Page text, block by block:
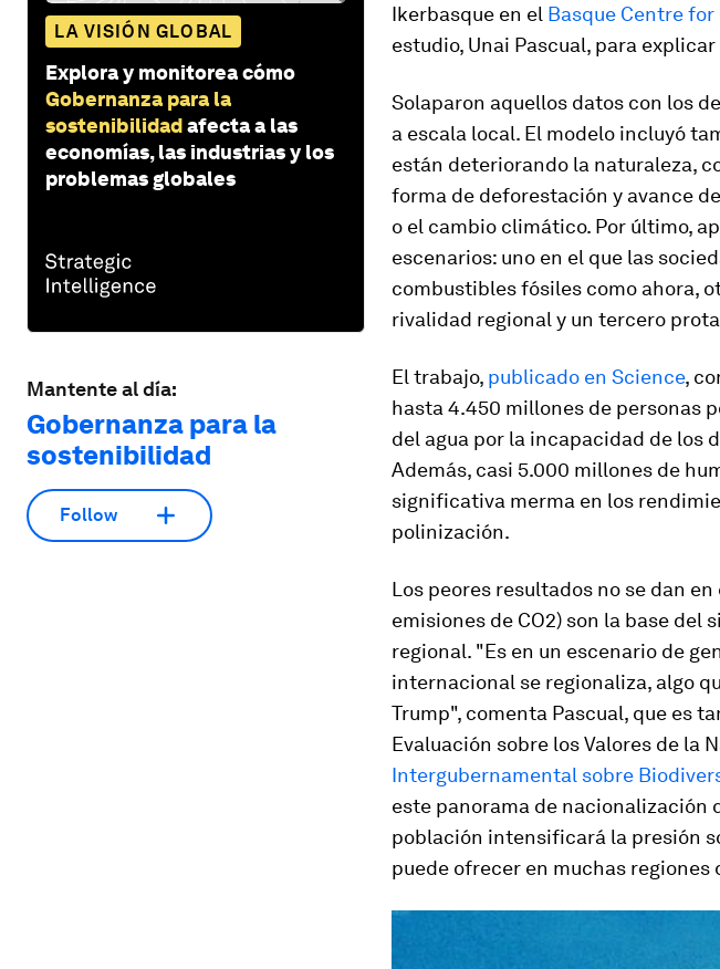
LA VISIÓN GLOBAL
Explora y monitorea cómo
Gobernanza para la
sostenibilidadafecta a las
economías, las industrias y los
problemas globales
Mantente al día:
Gobernanza para la
sostenibilidad
Follow
Ikerbasque en el Basque Centre
estudio, Unai Pascual, para
Solaparon aquellos datos con los
a escala local. El modelo incluyó
están deteriorando la naturaleza,
forma de deforestación y avance
o el cambio climático. Por último,
escenarios: uno en el que las
combustibles fósiles como ahora,
rivalidad regional y un tercero
El trabajo, publicado en Science,
hasta 4.450 millones de personas
del agua por la incapacidad de los
Además, casi 5.000 millones de
significativa merma en los
polinización.
Los peores resultados no se dan
emisiones de CO2) son la base del
regional. "Es en un escenario de
internacional se regionaliza, algo
Trump", comenta Pascual, que es
Evaluación sobre los Valores de la
Intergubernamental sobre
este panorama de nacionalización
población intensificará la presión
puede ofrecer en muchas regiones